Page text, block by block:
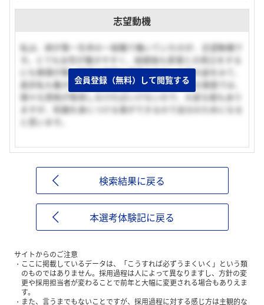
志望動機
私は、姉が第一生命の一般職で働いていたのが、志望動機で
す。とても女性が働きやすく、結婚後も家事との両立をする
にも無理が無い程度の時間も確保できている姉の姿をみて、
是非私も働きたいと思い志望しましたました。仕事面では、
様々な資格が取得しなければいけないので、大変な面もあり
ますが、知識を身につける事ができるので自分のためになる
と思います。
会員登録（無料）して閲覧する
検索結果に戻る
本選考体験記に戻る
サイトからのご注意
ここに掲載しているデータは、「こうすれば必ずうまくいく」という類
のものではありません。採用過程は人によって異なりますし、方針の変
更や採用担当者が変わることで前年と大幅に変更される場合もありえま
す。
また、言うまでもないことですが、採用過程に対する感じ方は主観的な